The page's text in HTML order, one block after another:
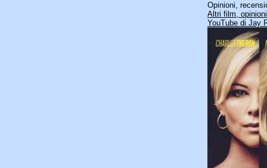
Opinioni,
Altri film,
YouTube di Jay